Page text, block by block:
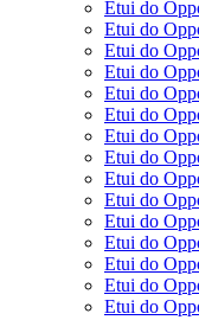
Etui do
Etui do
Etui do
Etui do
Etui do
Etui do
Etui do
Etui do
Etui do
Etui do
Etui do
Etui do
Etui do
Etui do
Etui do